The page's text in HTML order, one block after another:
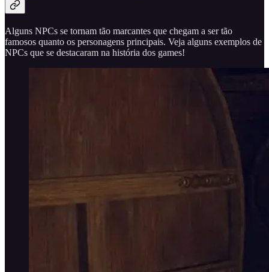
Alguns NPCs se tornam tão marcantes que chegam a ser tão
famosos quanto os personagens principais. Veja alguns exemplos de
NPCs que se destacaram na história dos games!